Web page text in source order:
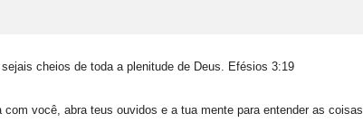
cheios de toda a plenitude de Deus. Efésios 3:19
você, abra teus ouvidos e a tua mente para entender as coisas